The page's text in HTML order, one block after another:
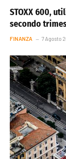
STOXX 600,
secondo
FINANZA 7 Agosto